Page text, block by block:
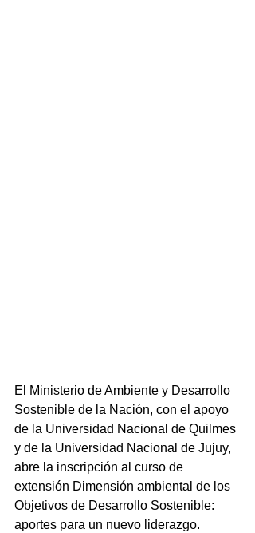
El Ministerio de Ambiente y Desarrollo
Sostenible de la Nación, con el apoyo
de la Universidad Nacional de Quilmes
y de la Universidad Nacional de Jujuy,
abre la inscripción al curso de
extensión Dimensión ambiental de los
Objetivos de Desarrollo Sostenible:
aportes para un nuevo liderazgo.